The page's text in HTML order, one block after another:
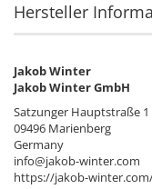
Hersteller
Jakob Winter
Jakob Winter GmbH
Satzunger Hauptstraße 1
09496 Marienberg
Germany
info@jakob-winter.com
https://jakob-